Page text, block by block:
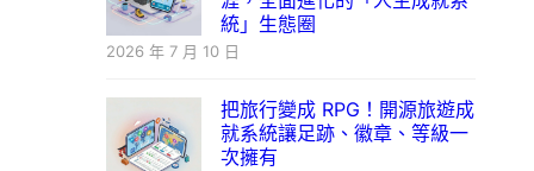
統」生態圈
2026 年 7 月 10 日
把旅行變成 RPG！開源旅遊成
就系統讓足跡、徽章、等級一
次擁有